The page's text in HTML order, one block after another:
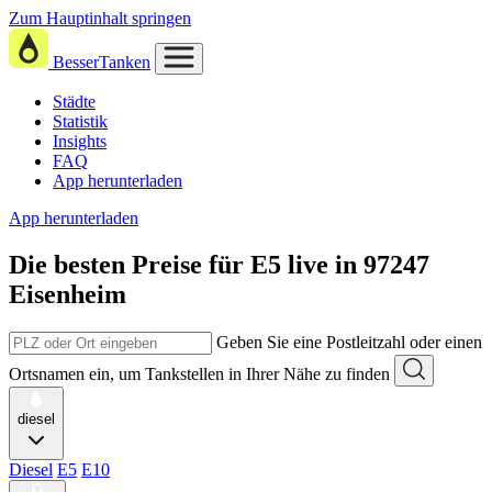
Zum Hauptinhalt springen
BesserTanken
Städte
Statistik
Insights
FAQ
App herunterladen
App herunterladen
Die besten Preise für E5 live in 97247
Eisenheim
Geben Sie eine Postleitzahl oder einen
Ortsnamen ein, um Tankstellen in Ihrer Nähe zu finden
diesel
Diesel E5 E10